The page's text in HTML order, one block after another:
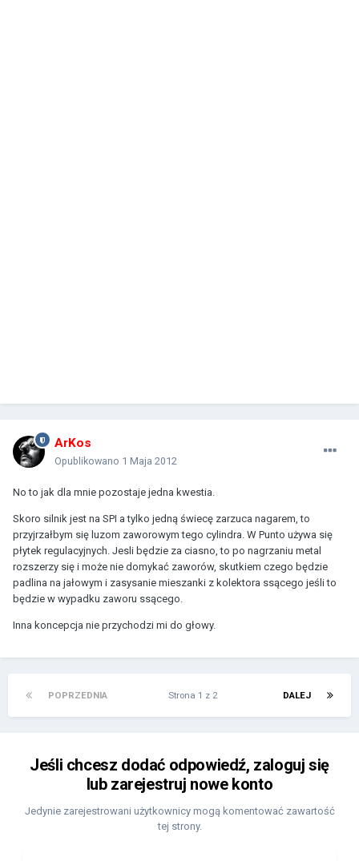
ArKos
Opublikowano 1 Maja 2012
No to jak dla mnie pozostaje jedna kwestia.
Skoro silnik jest na SPI a tylko jedną świecę zarzuca nagarem, to
przyjrzałbym się luzom zaworowym tego cylindra. W Punto używa się
płytek regulacyjnych. Jesli będzie za ciasno, to po nagrzaniu metal
rozszerzy się i może nie domykać zaworów, skutkiem czego będzie
padlina na jałowym i zasysanie mieszanki z kolektora ssącego jeśli to
będzie w wypadku zaworu ssącego.
Inna koncepcja nie przychodzi mi do głowy.
POPRZEDNIA DALEJ
Strona 1 z 2
Jeśli chcesz dodać odpowiedź, zaloguj się
lub zarejestruj nowe konto
Jedynie zarejestrowani użytkownicy mogą komentować zawartość
tej strony.